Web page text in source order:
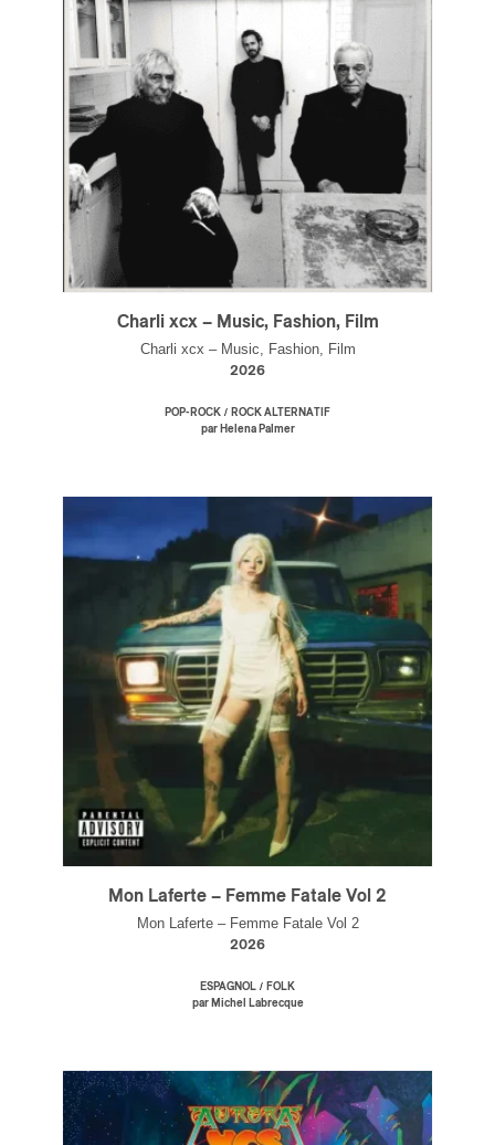
Charli xcx – Music, Fashion, Film
Charli xcx – Music, Fashion, Film
2026
POP-ROCK / ROCK ALTERNATIF
par Helena Palmer
Mon Laferte – Femme Fatale Vol 2
Mon Laferte – Femme Fatale Vol 2
2026
ESPAGNOL / FOLK
par Michel Labrecque